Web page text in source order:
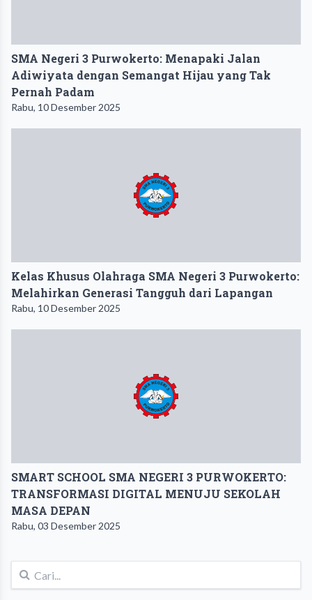
SMA Negeri 3 Purwokerto: Menapaki Jalan
Adiwiyata dengan Semangat Hijau yang Tak
Pernah Padam
Rabu, 10 Desember 2025
Kelas Khusus Olahraga SMA Negeri 3 Purwokerto:
Melahirkan Generasi Tangguh dari Lapangan
Rabu, 10 Desember 2025
SMART SCHOOL SMA NEGERI 3 PURWOKERTO:
TRANSFORMASI DIGITAL MENUJU SEKOLAH
MASA DEPAN
Rabu, 03 Desember 2025